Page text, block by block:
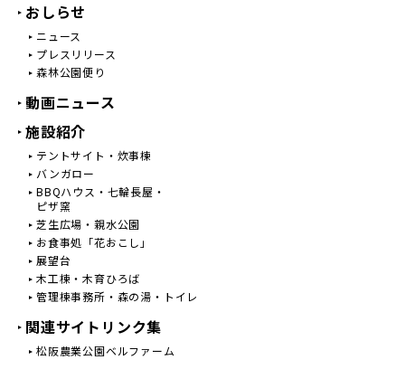
おしらせ
ニュース
プレスリリース
森林公園便り
動画ニュース
施設紹介
テントサイト・炊事棟
バンガロー
BBQハウス・七輪長屋・
ピザ窯
芝生広場・親水公園
お食事処「花おこし」
展望台
木工棟・木育ひろば
管理棟事務所・森の湯・トイレ
関連サイトリンク集
松阪農業公園ベルファーム